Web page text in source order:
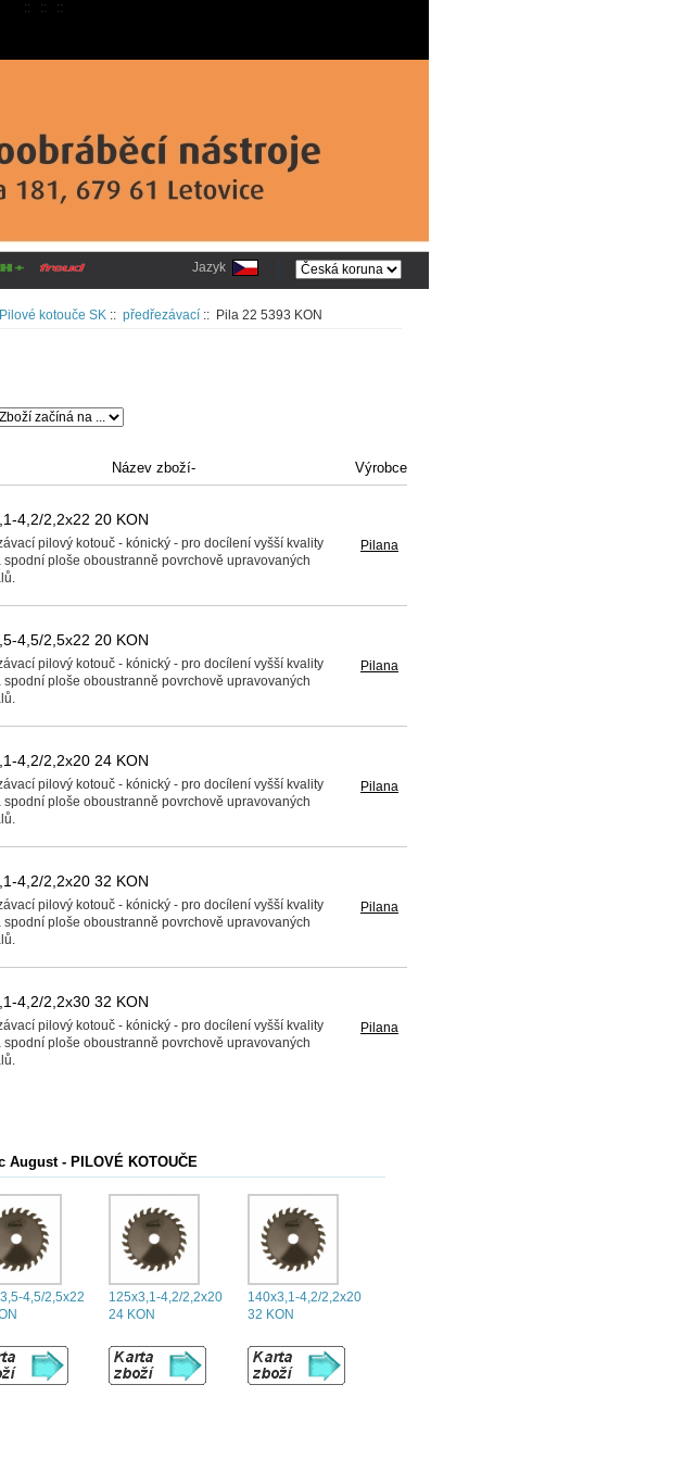
::
::
::
Jazyk
Pilové kotouče SK :: předřezávací :: Pila 22 5393 KON
Název zboží- Výrobce
4,2/2,2x22 20 KON
pilový kotouč - kónický - pro docílení vyšší kvality
spodní ploše oboustranně povrchově upravovaných
Pilana
4,5/2,5x22 20 KON
pilový kotouč - kónický - pro docílení vyšší kvality
spodní ploše oboustranně povrchově upravovaných
Pilana
4,2/2,2x20 24 KON
pilový kotouč - kónický - pro docílení vyšší kvality
spodní ploše oboustranně povrchově upravovaných
Pilana
4,2/2,2x20 32 KON
pilový kotouč - kónický - pro docílení vyšší kvality
spodní ploše oboustranně povrchově upravovaných
Pilana
4,2/2,2x30 32 KON
pilový kotouč - kónický - pro docílení vyšší kvality
spodní ploše oboustranně povrchově upravovaných
Pilana
August - PILOVÉ KOTOUČE
4,5/2,5x22
125x3,1-4,2/2,2x20
24 KON
140x3,1-4,2/2,2x20
32 KON